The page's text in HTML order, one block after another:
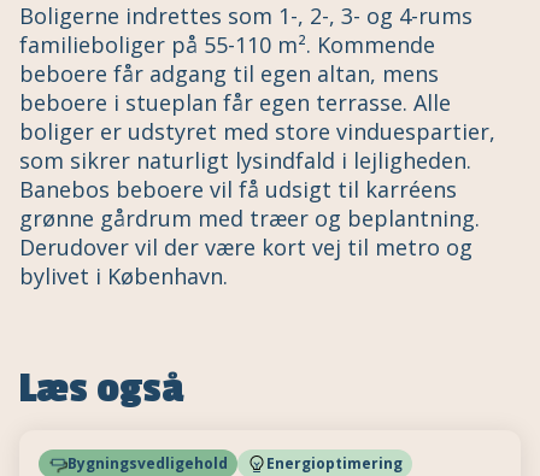
Boligerne indrettes som 1-, 2-, 3- og 4-rums
familieboliger på 55-110 m². Kommende
beboere får adgang til egen altan, mens
beboere i stueplan får egen terrasse. Alle
boliger er udstyret med store vinduespartier,
som sikrer naturligt lysindfald i lejligheden.
Banebos beboere vil få udsigt til karréens
grønne gårdrum med træer og beplantning.
Derudover vil der være kort vej til metro og
bylivet i København.
Læs også
Bygningsvedligehold
Energioptimering